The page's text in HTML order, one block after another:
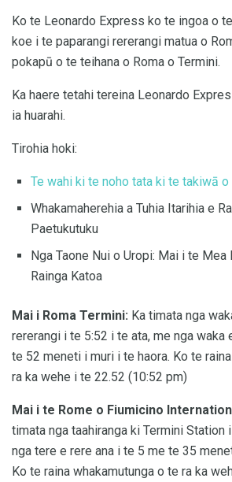
Ko te Leonardo Express ko te ingoa o
koe i te paparangi rererangi matua o
pokapū o te teihana o Roma o Termini.
Ka haere tetahi tereina Leonardo
ia huarahi.
Tirohia hoki:
Te wahi ki te noho tata ki te takiwā o
Whakamaherehia a Tuhia Itarihia e
Paetukutuku
Nga Taone Nui o Uropi: Mai i te Mea
Rainga Katoa
Mai i Roma Termini: Ka timata nga
rererangi i te 5:52 i te ata, me nga waka
te 52 meneti i muri i te haora. Ko te
ra ka wehe i te 22.52 (10:52 pm)
Mai i te Rome o Fiumicino
timata nga taahiranga ki Termini Station
nga tere e rere ana i te 5 me te 35
Ko te raina whakamutunga o te ra ka